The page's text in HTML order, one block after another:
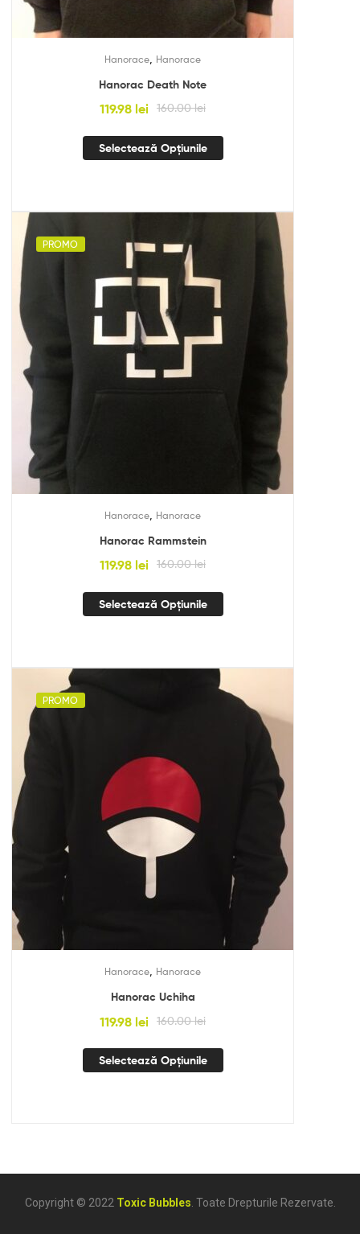
Hanorace Hanorace
Hanorac Death Note
160.00lei
119.98 lei
Selectează Opțiunile
PROMO
Hanorace Hanorace
Hanorac Rammstein
160.00lei
119.98 lei
Selectează Opțiunile
PROMO
Hanorace Hanorace
Hanorac Uchiha
160.00lei
119.98 lei
Selectează Opțiunile
Copyright © 2022 Toxic Bubbles . Toate Drepturile Rezervate.